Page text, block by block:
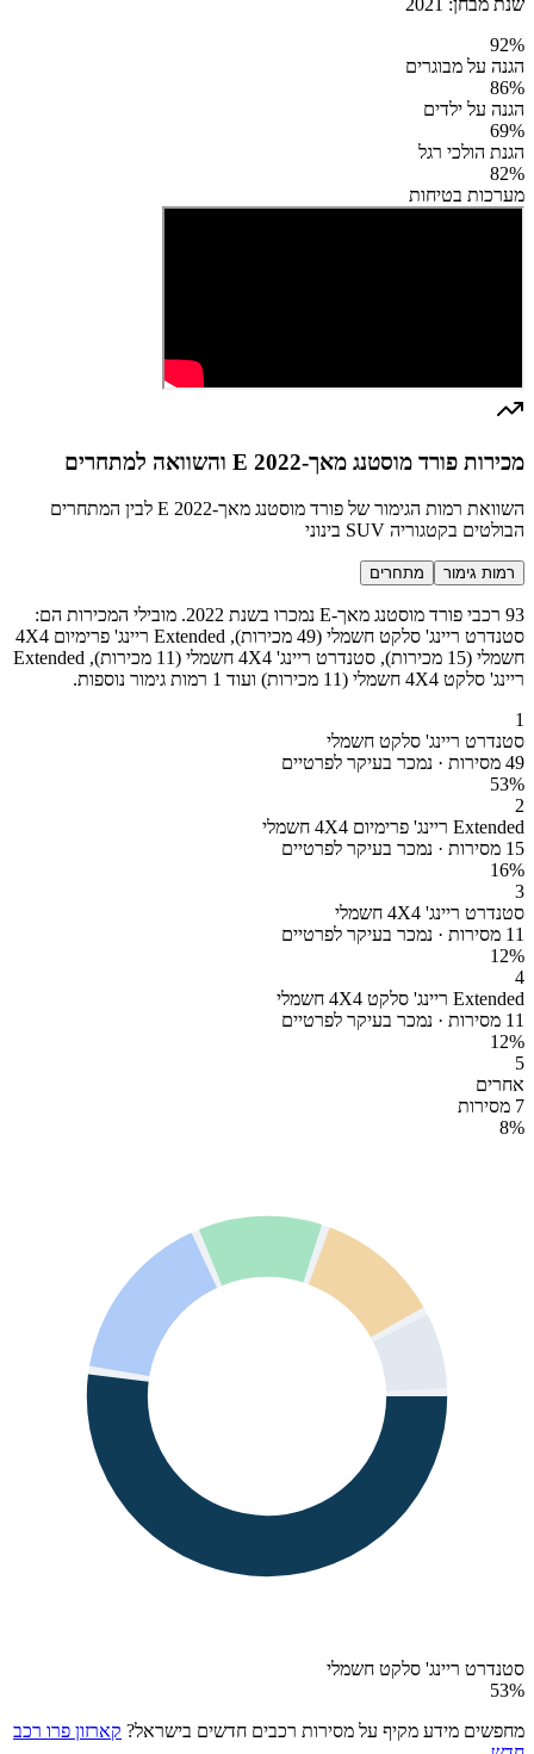
92%
הגנה על מבוגרים
86%
הגנה על ילדים
69%
הגנת הולכי רגל
82%
מערכות בטיחות
מכירות פורד מוסטנג מאך-E 2022 והשוואה למתחרים
השוואת רמות הגימור של פורד מוסטנג מאך-E 2022 לבין המתחרים
הבולטים בקטגוריה SUV בינוני
רמות גימור מתחרים
93 רכבי פורד מוסטנג מאך-E נמכרו בשנת 2022. מובילי המכירות הם:
סטנדרט ריינג' סלקט חשמלי (49 מכירות), Extended ריינג' פרימיום 4X4
חשמלי (15 מכירות), סטנדרט ריינג' 4X4 חשמלי (11 מכירות), Extended
ריינג' סלקט 4X4 חשמלי (11 מכירות) ועוד 1 רמות גימור נוספות.
1
סטנדרט ריינג' סלקט חשמלי
49 מסירות · נמכר בעיקר לפרטיים
53%
2
Extended ריינג' פרימיום 4X4 חשמלי
15 מסירות · נמכר בעיקר לפרטיים
16%
3
סטנדרט ריינג' 4X4 חשמלי
11 מסירות · נמכר בעיקר לפרטיים
12%
4
Extended ריינג' סלקט 4X4 חשמלי
11 מסירות · נמכר בעיקר לפרטיים
12%
5
אחרים
7 מסירות
8%
סטנדרט ריינג' סלקט חשמלי
53%
מחפשים מידע מקיף על מסירות רכבים חדשים בישראל? קארזון פרו רכב